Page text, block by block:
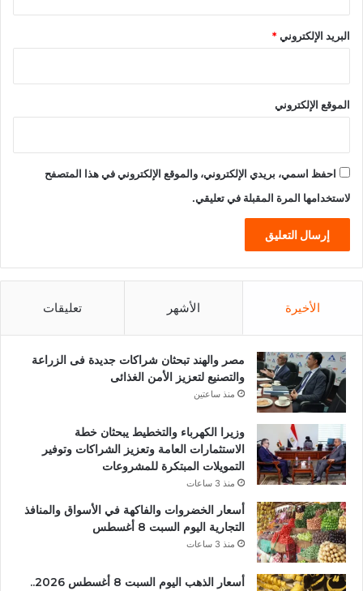
البريد الإلكتروني*
الموقع الإلكتروني
احفظ اسمي، بريدي الإلكتروني، والموقع الإلكتروني في هذا المتصفح
لاستخدامها المرة المقبلة في تعليقي.
الأخيرة الأشهر تعليقات
مصر والهند تبحثان شراكات جديدة فى الزراعة
والتصنيع لتعزيز الأمن الغذائى
منذ ساعتين
وزيرا الكهرباء والتخطيط يبحثان خطة
الاستثمارات العامة وتعزيز الشراكات وتوفير
التمويلات المبتكرة للمشروعات
منذ 3 ساعات
أسعار الخضروات والفاكهة في الأسواق والمنافذ
التجارية اليوم السبت 8 أغسطس
منذ 3 ساعات
أسعار الذهب اليوم السبت 8 أغسطس 2026..